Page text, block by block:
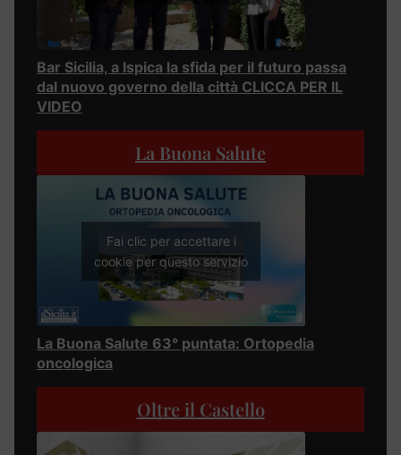
Bar Sicilia, a Ispica la sfida per il futuro passa
dal nuovo governo della città CLICCA PER IL
VIDEO
La Buona Salute
Fai clic per accettare i
cookie per questo servizio
La Buona Salute 63° puntata: Ortopedia
oncologica
Oltre il Castello